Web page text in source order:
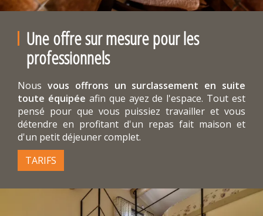
Une offre sur mesure pour les
professionnels
Nous vous offrons un surclassement en suite
toute équipée afin que ayez de l'espace. Tout est
pensé pour que vous puissiez travailler et vous
détendre en profitant d'un repas fait maison et
d'un petit déjeuner complet.
TARIFS